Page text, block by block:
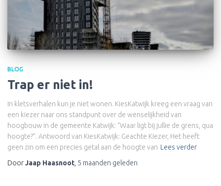
BLOG
Trap er niet in!
In kletsverhalen kun je niet wonen. KiesKatwijk kreeg een vraag van
een kiezer naar ons standpunt over de wenselijkheid van
hoogbouw in de gemeente Katwijk: “Waar ligt bij jullie de grens, qua
hoogte?”. Antwoord van KiesKatwijk: Geachte Kiezer, Het heeft
geen zin om een precies getal aan de hoogte van Lees verder
DoorJaap Haasnoot, 5 maanden geleden